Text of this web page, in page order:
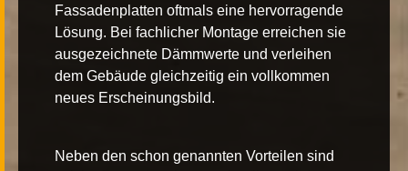
Fassadenplatten oftmals eine hervorragende
Lösung. Bei fachlicher Montage erreichen sie
ausgezeichnete Dämmwerte und verleihen
dem Gebäude gleichzeitig ein vollkommen
neues Erscheinungsbild.
Neben den schon genannten Vorteilen sind